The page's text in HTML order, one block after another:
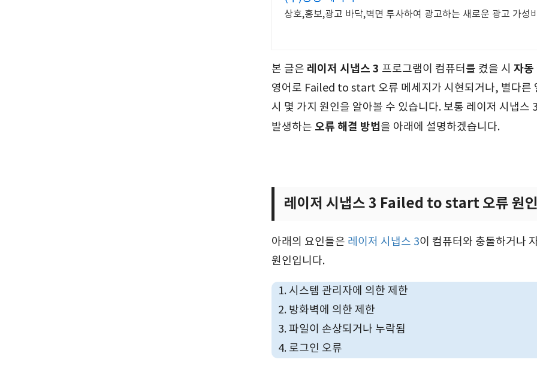
상호,홍보,광고 바닥,벽면 투사하여 광고하는 새로운 광고 가
본 글은 레이저 시냅스 3 프로그램이 컴퓨터를 켰을 시 자동
영어로 Failed to start 오류 메세지가 시현되거나, 별다른
시 몇 가지 원인을 알아볼 수 있습니다. 보통 레이저 시냅스
발생하는 오류 해결 방법을 아래에 설명하겠습니다.
레이저 시냅스 3 Failed to start 오류 원
아래의 요인들은 레이저 시냅스 3이 컴퓨터와 충돌하거나
원인입니다.
시스템 관리자에 의한 제한
방화벽에 의한 제한
파일이 손상되거나 누락됨
로그인 오류